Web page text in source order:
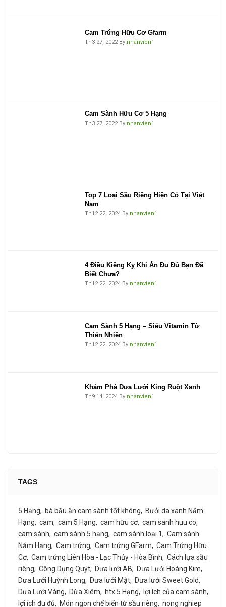
Cam Trứng Hữu Cơ Gfarm
Th3 27, 2022 By nhanvien1
Cam Sành Hữu Cơ 5 Hạng
Th3 27, 2022 By nhanvien1
Top 7 Loại Sầu Riêng Hiện Có Tại Việt
Nam
Th12 22, 2024 By nhanvien1
4 Điều Kiêng Kỵ Khi Ăn Đu Đủ Bạn Đã
Biết Chưa?
Th12 22, 2024 By nhanvien1
Cam Sành 5 Hạng – Siêu Vitamin Từ
Thiên Nhiên
Th12 22, 2024 By nhanvien1
Khám Phá Dưa Lưới King Ruột Xanh
Th9 14, 2024 By nhanvien1
TAGS
5 Hạng bà bầu ăn cam sành tốt không
Bưởi da xanh Năm
Hạng
cam cam 5 Hạng cam hữu cơ cam sanh huu co
cam sành
cam sành 5 hạng cam sành loại 1
Cam sành
Năm Hạng
Cam trứng Cam trứng GFarm
Cam Trứng Hữu
Cơ Cam trứng Liên Hòa - Lạc Thủy - Hòa Bình
Cách lựa sầu
riêng
Công Dụng Quýt Dưa lưới AB
Dưa Lưới Hoàng Kim
Dưa Lưới Huỳnh Long
Dưa lưới Mật
Dưa lưới Sweet Gold
Dưa Lưới Vàng
Dừa Xiêm htx 5 Hạng
lợi ích của cam sành
lợi ích đu đủ
Món ngon chế biến từ sầu riêng nong nghiep